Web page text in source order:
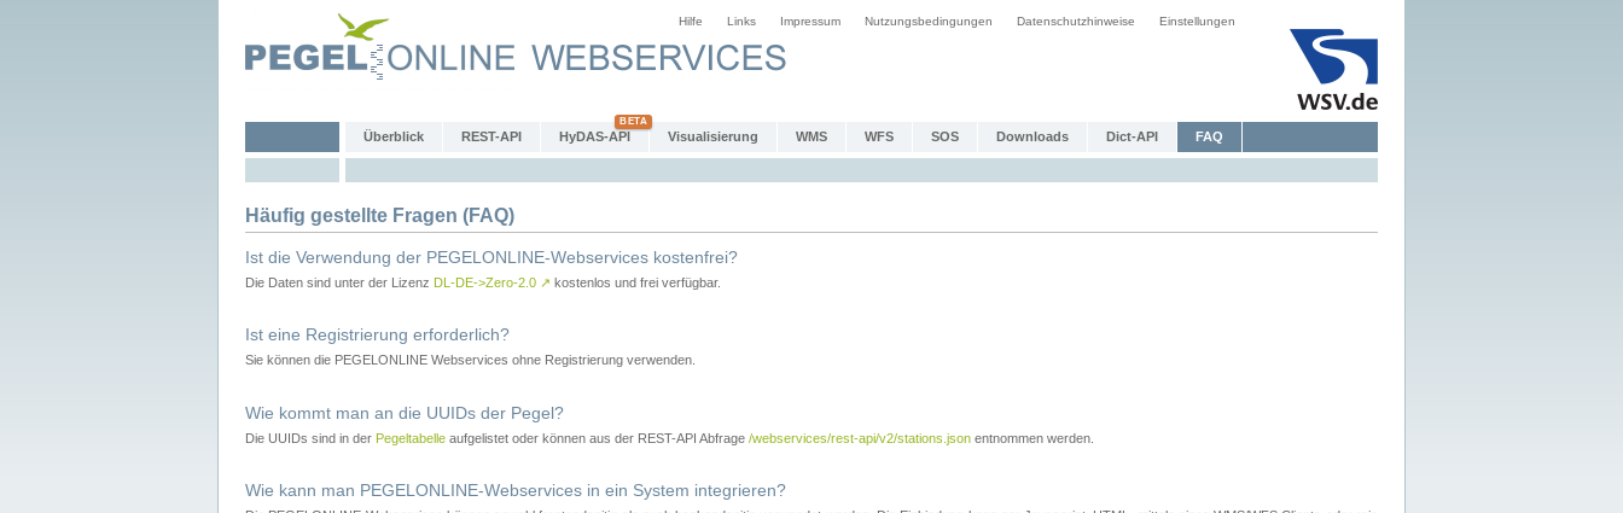
Hilfe Links Impressum Nutzungsbedingungen Datenschutzhinweise Einstellungen
Überblick REST-API HyDAS-API Visualisierung WMS WFS SOS Downloads Dict-API FAQ
Häufig gestellte Fragen (FAQ)
Ist die Verwendung der PEGELONLINE-Webservices kostenfrei?
Die Daten sind unter der Lizenz DL-DE->Zero-2.0 ↗ kostenlos und frei verfügbar.
Ist eine Registrierung erforderlich?
Sie können die PEGELONLINE Webservices ohne Registrierung verwenden.
Wie kommt man an die UUIDs der Pegel?
Die UUIDs sind in der Pegeltabelle aufgelistet oder können aus der REST-API Abfrage /webservices/rest-api/v2/stations.json entnommen werden.
Wie kann man PEGELONLINE-Webservices in ein System integrieren?